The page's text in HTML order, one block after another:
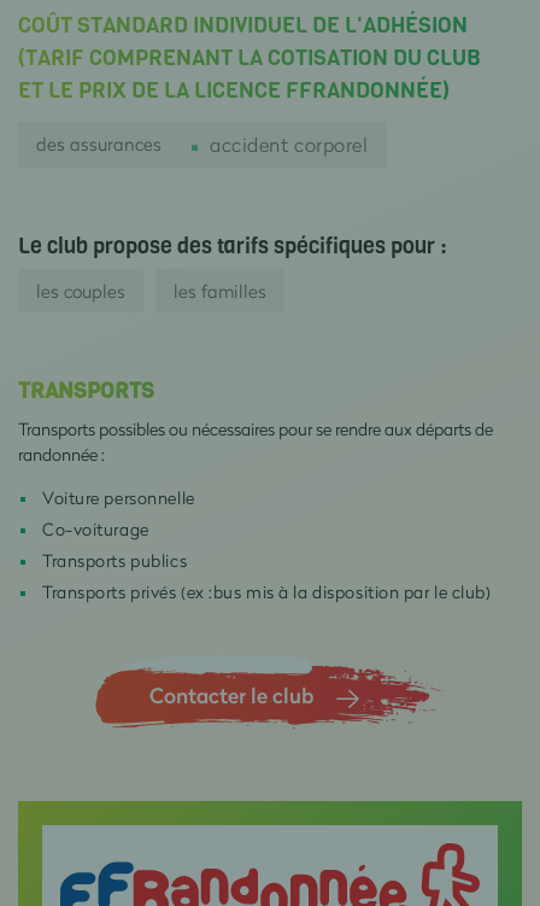
COÛT STANDARD INDIVIDUEL DE L'ADHÉSION
(TARIF COMPRENANT LA COTISATION DU CLUB
ET LE PRIX DE LA LICENCE FFRANDONNÉE)
des assurances accident corporel
Le club propose des tarifs spécifiques pour :
les couples les familles
TRANSPORTS
Transports possibles ou nécessaires pour se rendre aux départs de
randonnée :
Voiture personnelle
Co-voiturage
Transports publics
Transports privés (ex :bus mis à la disposition par le club)
Contacter le club